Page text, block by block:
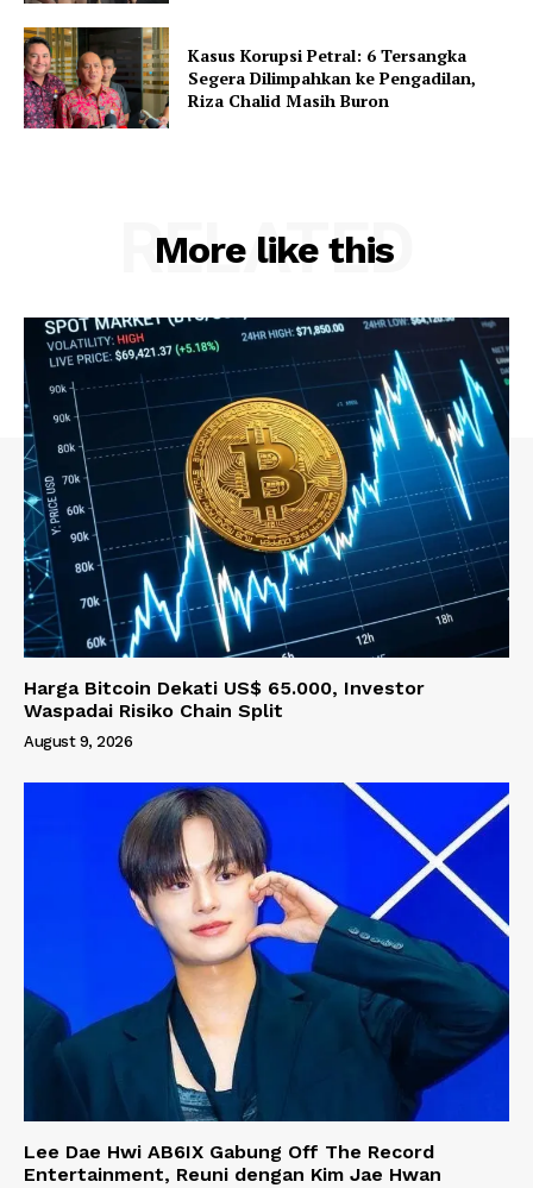
Kasus Korupsi Petral: 6 Tersangka
Segera Dilimpahkan ke Pengadilan,
Riza Chalid Masih Buron
More like this
RELATED
Harga Bitcoin Dekati US$ 65.000, Investor
Waspadai Risiko Chain Split
August 9, 2026
Lee Dae Hwi AB6IX Gabung Off The Record
Entertainment, Reuni dengan Kim Jae Hwan